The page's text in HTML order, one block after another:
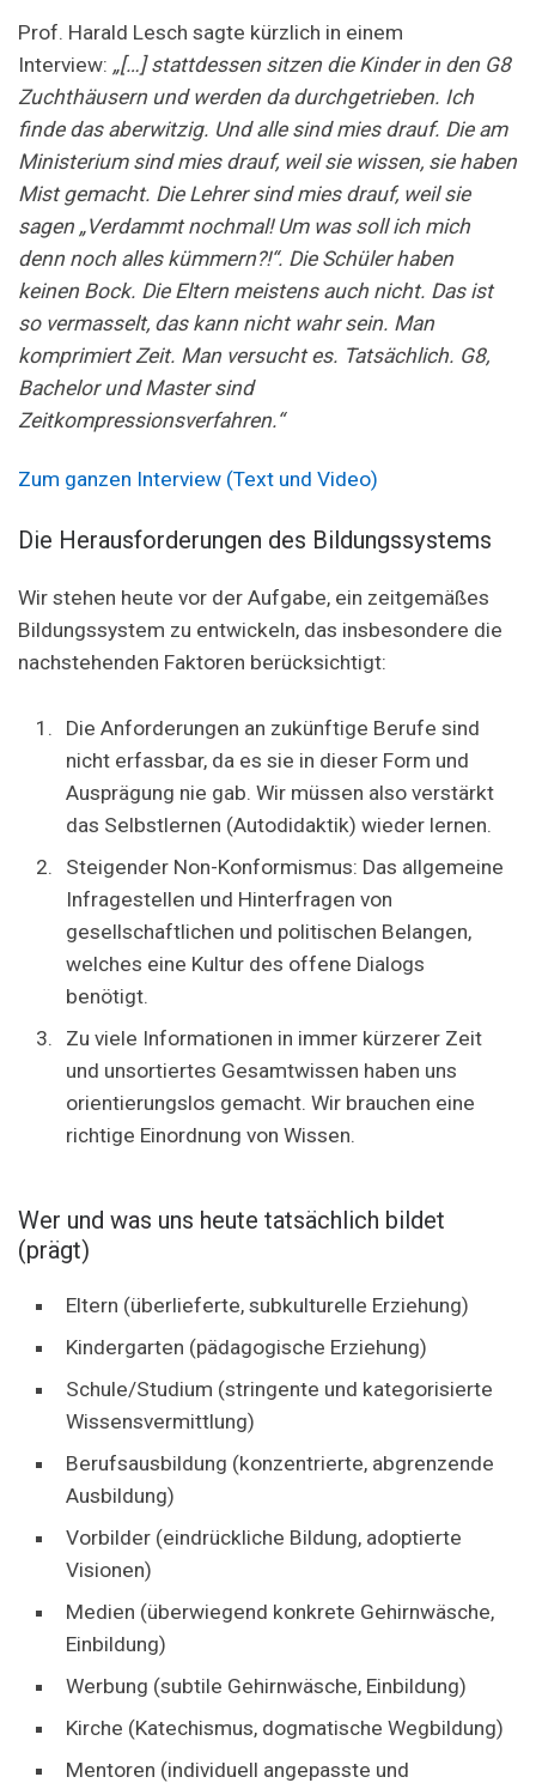
Prof. Harald Lesch sagte kürzlich in einem
Interview: „[…] stattdessen sitzen die Kinder in den G8
Zuchthäusern und werden da durchgetrieben. Ich
finde das aberwitzig. Und alle sind mies drauf. Die am
Ministerium sind mies drauf, weil sie wissen, sie haben
Mist gemacht. Die Lehrer sind mies drauf, weil sie
sagen „Verdammt nochmal! Um was soll ich mich
denn noch alles kümmern?!“. Die Schüler haben
keinen Bock. Die Eltern meistens auch nicht. Das ist
so vermasselt, das kann nicht wahr sein. Man
komprimiert Zeit. Man versucht es. Tatsächlich. G8,
Bachelor und Master sind
Zeitkompressionsverfahren.“
Zum ganzen Interview (Text und Video)
Die Herausforderungen des Bildungssystems
Wir stehen heute vor der Aufgabe, ein zeitgemäßes
Bildungssystem zu entwickeln, das insbesondere die
nachstehenden Faktoren berücksichtigt:
Die Anforderungen an zukünftige Berufe sind
nicht erfassbar, da es sie in dieser Form und
Ausprägung nie gab. Wir müssen also verstärkt
das Selbstlernen (Autodidaktik) wieder lernen.
Steigender Non-Konformismus: Das allgemeine
Infragestellen und Hinterfragen von
gesellschaftlichen und politischen Belangen,
welches eine Kultur des offene Dialogs
benötigt.
Zu viele Informationen in immer kürzerer Zeit
und unsortiertes Gesamtwissen haben uns
orientierungslos gemacht. Wir brauchen eine
richtige Einordnung von Wissen.
Wer und was uns heute tatsächlich bildet
(prägt)
Eltern (überlieferte, subkulturelle Erziehung)
Kindergarten (pädagogische Erziehung)
Schule/Studium (stringente und kategorisierte
Wissensvermittlung)
Berufsausbildung (konzentrierte, abgrenzende
Ausbildung)
Vorbilder (eindrückliche Bildung, adoptierte
Visionen)
Medien (überwiegend konkrete Gehirnwäsche,
Einbildung)
Werbung (subtile Gehirnwäsche, Einbildung)
Kirche (Katechismus, dogmatische Wegbildung)
Mentoren (individuell angepasste und